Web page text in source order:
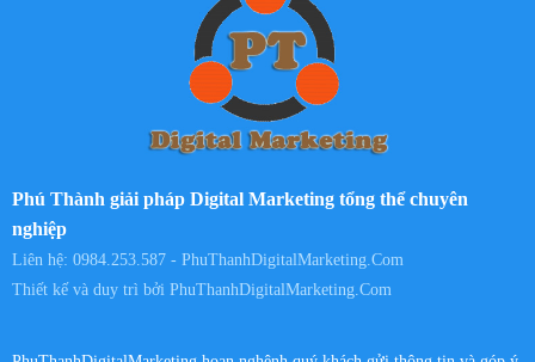
Phú Thành giải pháp Digital Marketing tổng thể chuyên
nghiệp
Liên hệ: 0984.253.587 - PhuThanhDigitalMarketing.Com
Thiết kế và duy trì bởi PhuThanhDigitalMarketing.Com